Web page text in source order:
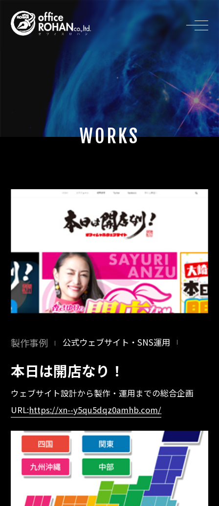
WORKS
製作事例 公式ウェブサイト・SNS運用
本日は開店なり！
ウェブサイト設計から製作・運用までの総合企画
URL:https://xn--y5qu5dqz0amhb.com/